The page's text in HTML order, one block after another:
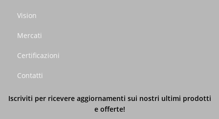
Vision
Mercati
Certificazioni
Contatti
Iscriviti per ricevere aggiornamenti sui nostri ultimi prodotti
e offerte!